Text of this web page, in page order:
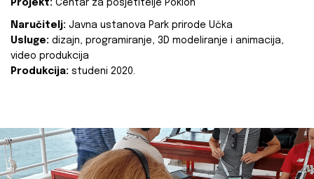
Projekt: Centar za posjetitelje Poklon
Naručitelj: Javna ustanova Park prirode Učka
Usluge: dizajn, programiranje, 3D modeliranje i animacija,
video produkcija
Produkcija: studeni 2020.